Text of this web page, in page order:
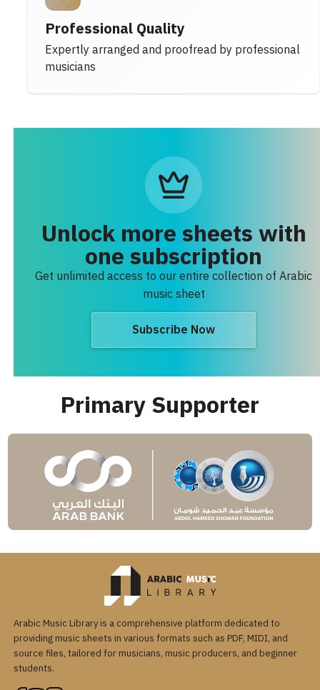
Professional Quality
Expertly arranged and proofread by professional
musicians
Unlock more sheets with
one subscription
Get unlimited access to our entire collection of Arabic
music sheet
Subscribe Now
Primary Supporter
Arabic Music Library is a comprehensive platform dedicated to
providing music sheets in various formats such as PDF, MIDI, and
source files, tailored for musicians, music producers, and beginner
students.